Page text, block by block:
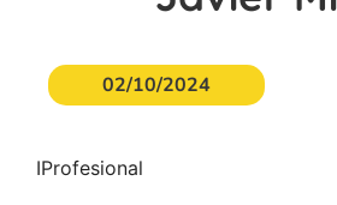
02/10/2024
IProfesional